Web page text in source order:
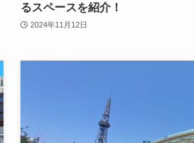
るスペースを紹介！
2024年11月12日